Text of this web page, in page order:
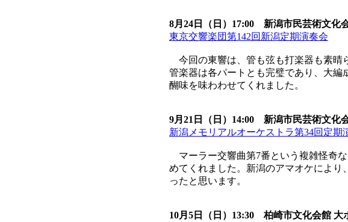
8月24日（日）17:00 新潟市民芸術文化
東京交響楽団第142回新潟定期演奏会
今回の東響は、管も弦も打楽器も素晴
管楽器は各パートとも完璧であり、大
醐味を味わわせてくれました。
9月21日（日）14:00 新潟市民芸術文化
新潟メモリアルオーケストラ第34回定期
マーラー交響曲第7番という複雑怪奇
めてくれました。新潟のアマオケによ
ったと思います。
10月5日（日）13:30 柏崎市文化会館 大